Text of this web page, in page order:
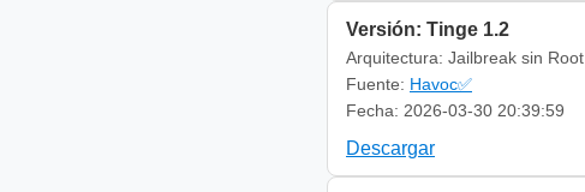
Versión: Tinge 1.2
Arquitectura: Jailbreak sin Root
Fuente: Havoc✅
Fecha: 2026-03-30 20:39:59
Descargar